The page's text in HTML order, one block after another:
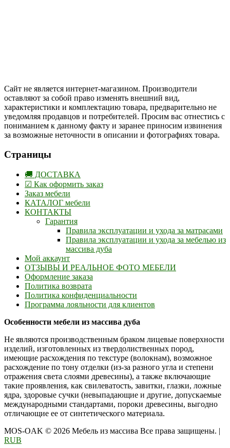
Сайт не является интернет-магазином. Производители
оставляют за собой право изменять внешний вид,
характеристики и комплектацию товара, предварительно не
уведомляя продавцов и потребителей. Просим вас отнестись с
пониманием к данному факту и заранее приносим извинения
за возможные неточности в описании и фотографиях товара.
Страницы
🚚 ДОСТАВКА
☑ Как оформить заказ
Заказ мебели
КАТАЛОГ мебели
КОНТАКТЫ
Гарантия
Правила эксплуатации и ухода за матрасами
Правила эксплуатации и ухода за мебелью из
массива дуба
Мой аккаунт
ОТЗЫВЫ И РЕАЛЬНОЕ ФОТО МЕБЕЛИ
Оформление заказа
Политика возврата
Политика конфиденциальности
Программа лояльности для клиентов
Особенности мебели из массива дуба
Не являются производственным браком лицевые поверхности
изделий, изготовленных из твердолиственных пород,
имеющие расхождения по текстуре (волокнам), возможное
расхождение по тону отделки (из-за разного угла и степени
отражения света слоями древесины), а также включающие
такие проявления, как свилеватость, завитки, глазки, ложные
ядра, здоровые сучки (невыпадающие и другие, допускаемые
международными стандартами, пороки древесины, выгодно
отличающие ее от синтетического материала.
MOS-OAK © 2026 Мебель из массива Все права защищены. |
RUB